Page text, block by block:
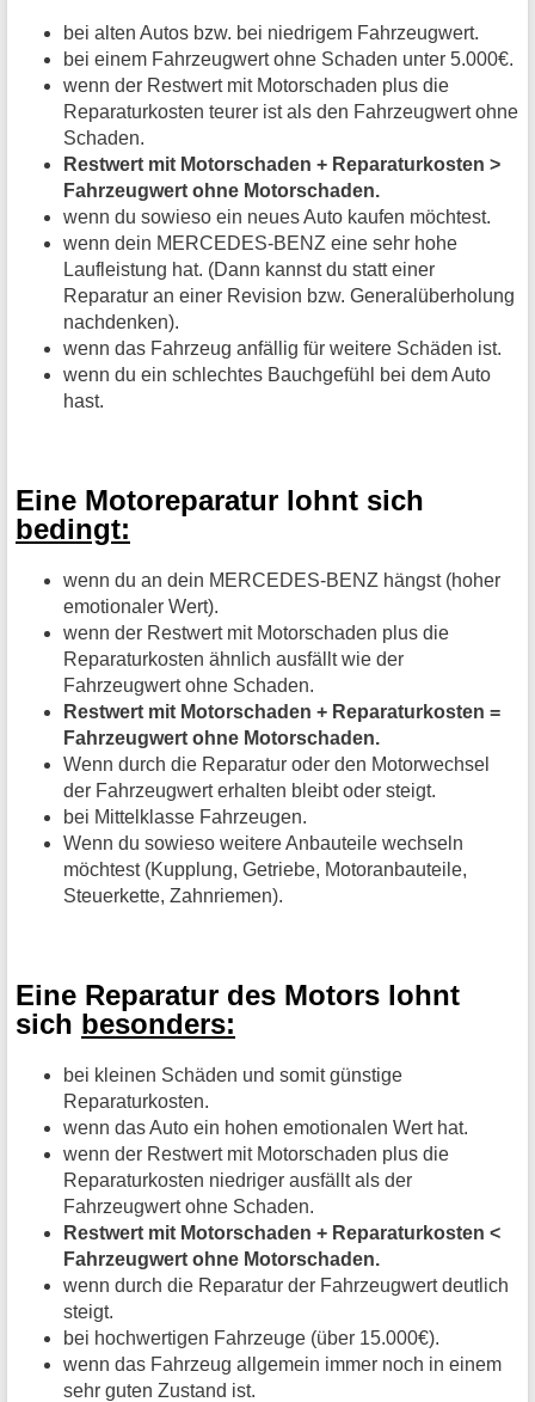
bei alten Autos bzw. bei niedrigem Fahrzeugwert.
bei einem Fahrzeugwert ohne Schaden unter 5.000€.
wenn der Restwert mit Motorschaden plus die
Reparaturkosten teurer ist als den Fahrzeugwert ohne
Schaden.
Restwert mit Motorschaden + Reparaturkosten >
Fahrzeugwert ohne Motorschaden.
wenn du sowieso ein neues Auto kaufen möchtest.
wenn dein MERCEDES-BENZ eine sehr hohe
Laufleistung hat. (Dann kannst du statt einer
Reparatur an einer Revision bzw. Generalüberholung
nachdenken).
wenn das Fahrzeug anfällig für weitere Schäden ist.
wenn du ein schlechtes Bauchgefühl bei dem Auto
hast.
Eine Motoreparatur lohnt sich
bedingt:
wenn du an dein MERCEDES-BENZ hängst (hoher
emotionaler Wert).
wenn der Restwert mit Motorschaden plus die
Reparaturkosten ähnlich ausfällt wie der
Fahrzeugwert ohne Schaden.
Restwert mit Motorschaden + Reparaturkosten =
Fahrzeugwert ohne Motorschaden.
Wenn durch die Reparatur oder den Motorwechsel
der Fahrzeugwert erhalten bleibt oder steigt.
bei Mittelklasse Fahrzeugen.
Wenn du sowieso weitere Anbauteile wechseln
möchtest (Kupplung, Getriebe, Motoranbauteile,
Steuerkette, Zahnriemen).
Eine Reparatur des Motors lohnt
sich besonders:
bei kleinen Schäden und somit günstige
Reparaturkosten.
wenn das Auto ein hohen emotionalen Wert hat.
wenn der Restwert mit Motorschaden plus die
Reparaturkosten niedriger ausfällt als der
Fahrzeugwert ohne Schaden.
Restwert mit Motorschaden + Reparaturkosten <
Fahrzeugwert ohne Motorschaden.
wenn durch die Reparatur der Fahrzeugwert deutlich
steigt.
bei hochwertigen Fahrzeuge (über 15.000€).
wenn das Fahrzeug allgemein immer noch in einem
sehr guten Zustand ist.